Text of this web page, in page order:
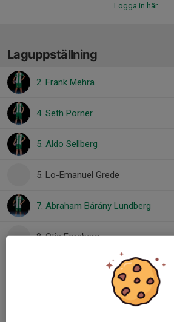
Logga in här
Laguppställning
2. Frank Mehra
4. Seth Pörner
5. Aldo Sellberg
5. Lo-Emanuel Grede
7. Abraham Bárány Lundberg
8. Otis Forsberg
13. Adrian Uddenfeldt